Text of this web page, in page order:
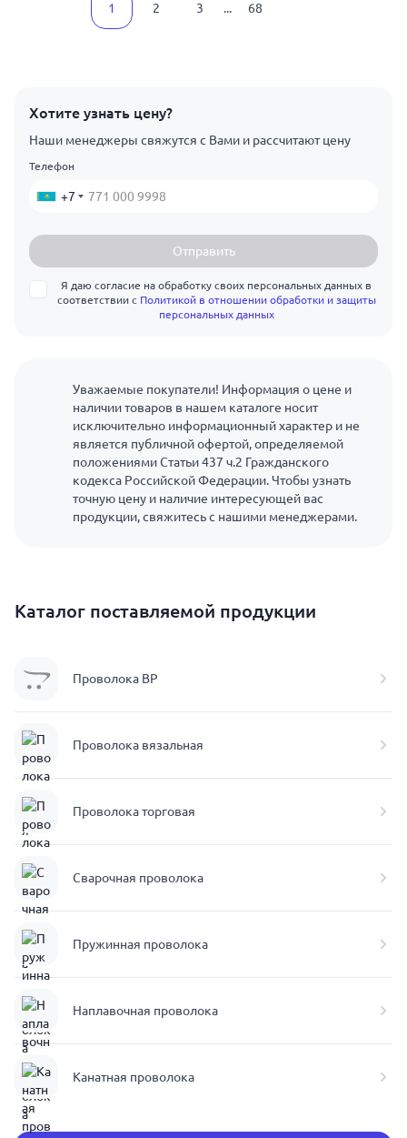
1 2 3 ... 68
Хотите узнать цену?
Наши менеджеры свяжутся с Вами и рассчитают цену
Телефон
+7
Отправить
Я даю согласие на обработку своих персональных данных в
соответствии с Политикой в отношении обработки и защиты
персональных данных
Уважаемые покупатели! Информация о цене и
наличии товаров в нашем каталоге носит
исключительно информационный характер и не
является публичной офертой, определяемой
положениями Статьи 437 ч.2 Гражданского
кодекса Российской Федерации. Чтобы узнать
точную цену и наличие интересующей вас
продукции, свяжитесь с нашими менеджерами.
Каталог поставляемой продукции
Проволока ВР
Проволока вязальная
Проволока торговая
Сварочная проволока
Пружинная проволока
Наплавочная проволока
Канатная проволока